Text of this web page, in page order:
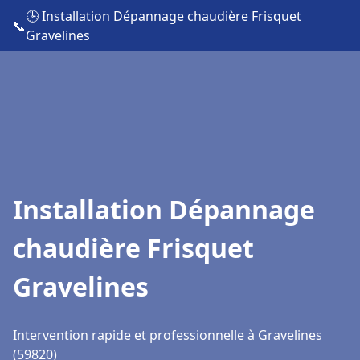
📞
🕒 Installation Dépannage chaudière Frisquet
Gravelines
Installation Dépannage
chaudière Frisquet
Gravelines
Intervention rapide et professionnelle à Gravelines
(59820)